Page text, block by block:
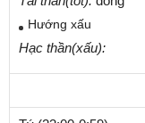
Hướng xấu
Hạc thần(xấu):